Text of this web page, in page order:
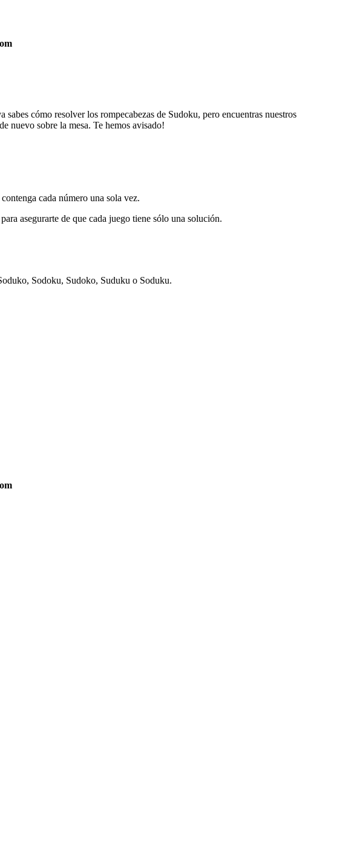
cómo resolver los rompecabezas de Sudoku, pero encuentras nuestros
nuevo sobre la mesa. Te hemos avisado!
cada número una sola vez.
asegurarte de que cada juego tiene sólo una solución.
Sodoku, Sudoko, Suduku o Soduku.